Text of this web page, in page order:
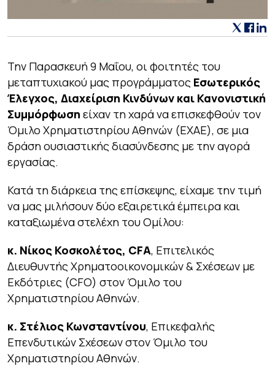
Την Παρασκευή 9 Μαΐου, οι φοιτητές του
μεταπτυχιακού μας προγράμματος Εσωτερικός
Έλεγχος, Διαχείριση Κινδύνων και Κανονιστική
Συμμόρφωση είχαν τη χαρά να επισκεφθούν τον
Όμιλο Χρηματιστηρίου Αθηνών (ΕΧΑΕ), σε μια
δράση ουσιαστικής διασύνδεσης με την αγορά
εργασίας.
Κατά τη διάρκεια της επίσκεψης, είχαμε την τιμή
να μας μιλήσουν δύο εξαιρετικά έμπειρα και
καταξιωμένα στελέχη του Ομίλου:
κ. Νίκος Κοσκολέτος, CFA, Επιτελικός
Διευθυντής Χρηματοοικονομικών & Σχέσεων με
Εκδότριες (CFO) στον Όμιλο του
Χρηματιστηρίου Αθηνών.
κ. Στέλιος Κωνσταντίνου, Επικεφαλής
Επενδυτικών Σχέσεων στον Όμιλο του
Χρηματιστηρίου Αθηνών.